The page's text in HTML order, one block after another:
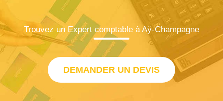
Trouvez un Expert comptable à Aÿ-Champagne
DEMANDER UN DEVIS